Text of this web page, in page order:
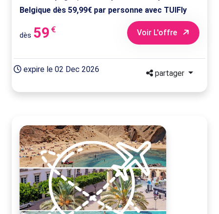
Belgique dès 59,99€ par personne avec TUIFly
dès 59 € Voir L'offre
expire le 02 Dec 2026 partager